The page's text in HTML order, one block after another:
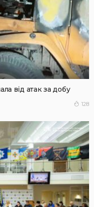
від атак за добу
128